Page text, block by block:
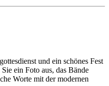
und ein schönes Fest
ein Foto aus, das Bände
Worte mit der modernen